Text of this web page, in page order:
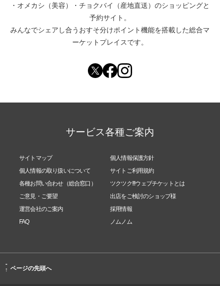
・ オメカシ（美容） ・ チョクバイ（産地直送） のショッピングと
予約サイト。
みんなでシェアし合う おすそ分けポイント機能を搭載した総合マ
ーケットプレイスです。
サービス各種ご案内
サイトマップ
個人情報保護方針
個人情報の取り扱いについて
サイトご利用規約
各種お問い合わせ（総合窓口）
ツクツク!!!ウェブチケットとは
ご意見・ご要望
出店をご検討のショップ様
運営会社のご案内
採用情報
FAQ
ノムノム
-
↑ ページの先頭へ